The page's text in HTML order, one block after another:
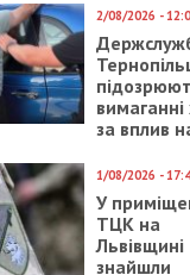
2/08/2026 -
за вплив
1/08/2026 -
У
ТЦК на
Львівщині
знайшли